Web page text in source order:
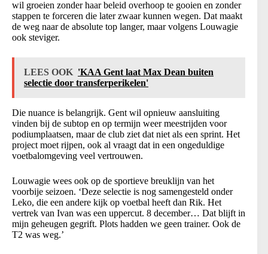
wil groeien zonder haar beleid overhoop te gooien en zonder
stappen te forceren die later zwaar kunnen wegen. Dat maakt
de weg naar de absolute top langer, maar volgens Louwagie
ook steviger.
LEES OOK 'KAA Gent laat Max Dean buiten
selectie door transferperikelen'
Die nuance is belangrijk. Gent wil opnieuw aansluiting
vinden bij de subtop en op termijn weer meestrijden voor
podiumplaatsen, maar de club ziet dat niet als een sprint. Het
project moet rijpen, ook al vraagt dat in een ongeduldige
voetbalomgeving veel vertrouwen.
Louwagie wees ook op de sportieve breuklijn van het
voorbije seizoen. ‘Deze selectie is nog samengesteld onder
Leko, die een andere kijk op voetbal heeft dan Rik. Het
vertrek van Ivan was een uppercut. 8 december… Dat blijft in
mijn geheugen gegrift. Plots hadden we geen trainer. Ook de
T2 was weg.’